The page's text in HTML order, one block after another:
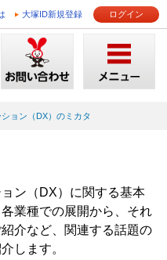
大塚ID新規登録 ログイン
ョン（DX）のミカタ
ン（DX）に関する基本
業種での展開から、それ
介など、関連する話題の
します。